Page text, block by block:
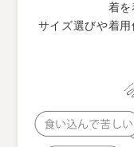
着を
サイズ選びや着